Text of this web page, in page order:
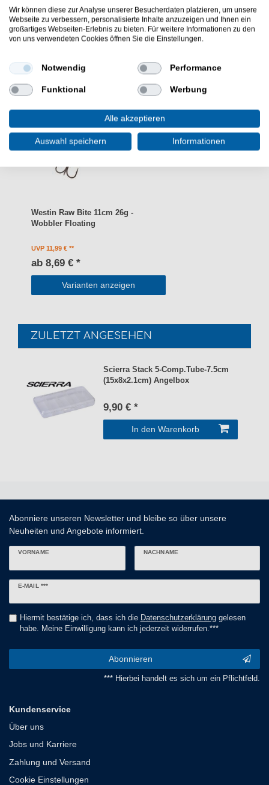
Westin Raw Bite 11cm 26g -
Wobbler Floating
UVP 11,99 €
ab 8,69 € *
Varianten anzeigen
ZULETZT ANGESEHEN
Scierra Stack 5-Comp.Tube-7.5cm
(15x8x2.1cm) Angelbox
9,90 € *
In den Warenkorb
Abonniere unseren Newsletter und bleibe so über unsere
Neuheiten und Angebote informiert.
VORNAME NACHNAME
E-MAIL ***
Newsletter
Hiermit bestätige ich, dass ich die Daten­schutz­erklärunggelesen
habe. Meine Einwilligung kann ich jederzeit widerrufen.***
Abonnieren
*** Hierbei handelt es sich um ein Pflichtfeld.
Kundenservice
Über uns
Jobs und Karriere
Zahlung und Versand
Cookie Einstellungen
Wir können diese zur Analyse unserer Besucherdaten platzieren, um unsere
Webseite zu verbessern, personalisierte Inhalte anzuzeigen und Ihnen ein
großartiges Webseiten-Erlebnis zu bieten. Für weitere Informationen zu den
von uns verwendeten Cookies öffnen Sie die Einstellungen.
Notwendig Performance
Funktional Werbung
Alle akzeptieren
Auswahl speichern Informationen